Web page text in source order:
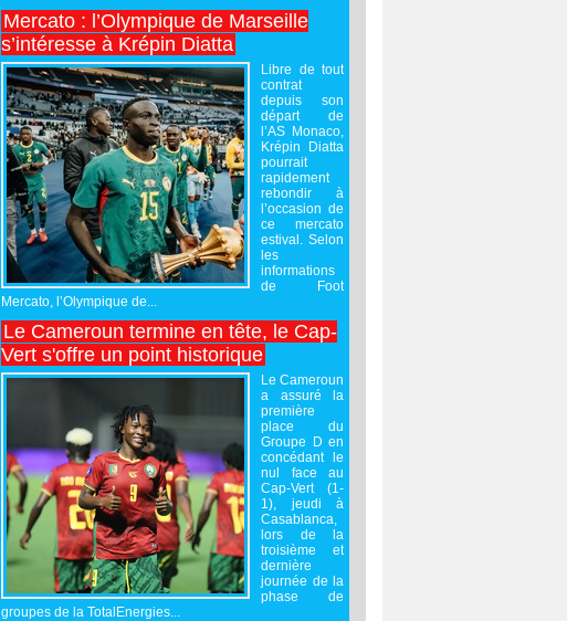
Mercato : l’Olympique de Marseille
s’intéresse à Krépin Diatta
Libre de tout
contrat
depuis son
départ de
l’AS Monaco,
Krépin Diatta
pourrait
rapidement
rebondir à
l’occasion de
ce mercato
estival. Selon
les
informations
de Foot
Mercato, l’Olympique de...
Le Cameroun termine en tête, le Cap-
Vert s'offre un point historique
Le Cameroun
a assuré la
première
place du
Groupe D en
concédant le
nul face au
Cap-Vert (1-
1), jeudi à
Casablanca,
lors de la
troisième et
dernière
journée de la
phase de
groupes de la TotalEnergies...